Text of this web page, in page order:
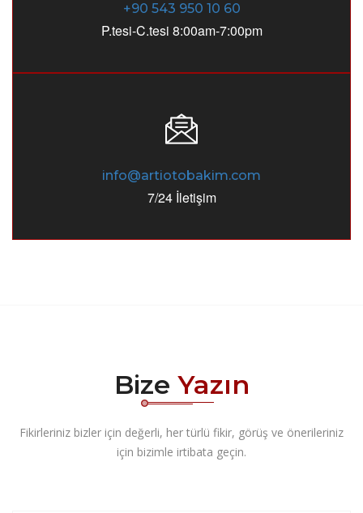
+90 543 950 10 60
P.tesi-C.tesi 8:00am-7:00pm
info@artiotobakim.com
7/24 İletişim
Bize Yazın
Fikirleriniz bizler için değerli, her türlü fikir, görüş ve önerileriniz
için bizimle irtibata geçin.